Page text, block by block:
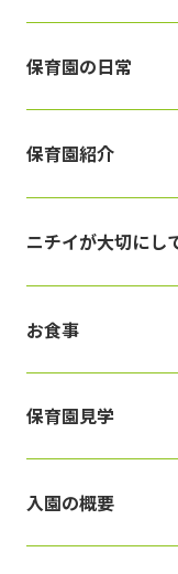
保育園の日常
保育園紹介
ニチイが大切にし
お食事
保育園見学
入園の概要